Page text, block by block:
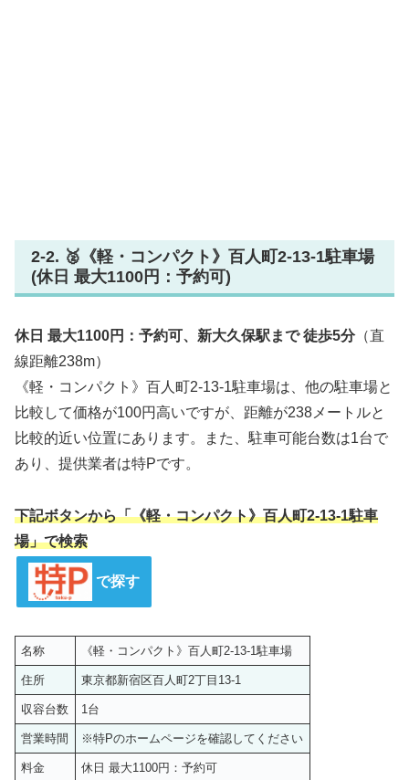
2-2. 🥈《軽・コンパクト》百人町2-13-1駐車場
(休日 最大1100円：予約可)
休日 最大1100円：予約可、新大久保駅まで 徒歩5分（直
線距離238m）
《軽・コンパクト》百人町2-13-1駐車場は、他の駐車場と
比較して価格が100円高いですが、距離が238メートルと
比較的近い位置にあります。また、駐車可能台数は1台で
あり、提供業者は特Pです。
下記ボタンから「《軽・コンパクト》百人町2-13-1駐車
場」で検索
で探す
名称 《軽・コンパクト》百人町2-13-1駐車場
住所 東京都新宿区百人町2丁目13-1
収容台数 1台
営業時間 ※特Pのホームページを確認してください
料金 休日 最大1100円：予約可